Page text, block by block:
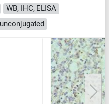
WB, IHC, ELISA
unconjugated